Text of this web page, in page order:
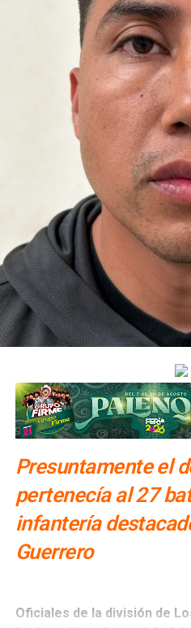
Presuntamente el
pertenecía al 27
infantería
Guerrero
Oficiales de la división de